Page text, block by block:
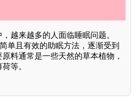
越来越多的人面临睡眠问题。
单且有效的助眠方法，逐渐受到
料通常是一些天然的草本植物，
等。